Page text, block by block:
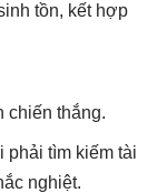
tồn, kết hợp
chiến thắng.
phải tìm kiếm tài
nghiệt.